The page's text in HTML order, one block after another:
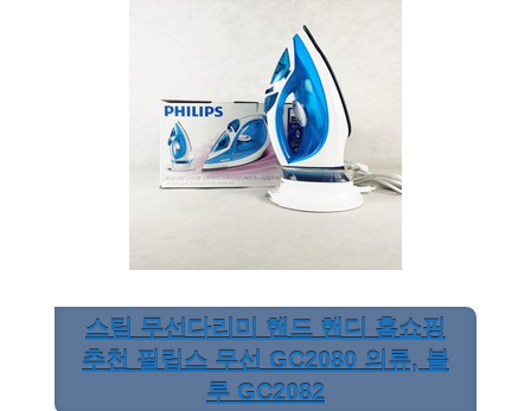
스팀 무선다리미 핸드 핸디 홈쇼핑
추천 필립스 무선 GC2080 의류, 블
루 GC2082